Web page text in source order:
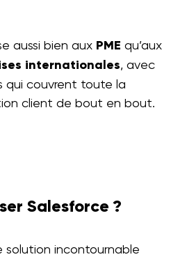
aussi bien aux PME qu’aux
internationales, avec
qui couvrent toute la
client de bout en bout.
Salesforce ?
solution incontournable